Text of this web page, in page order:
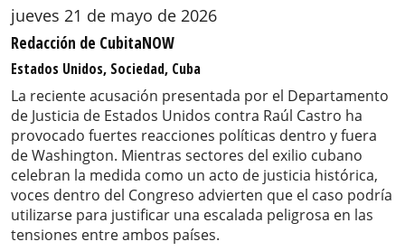
jueves 21 de mayo de 2026
Redacción de CubitaNOW
Estados Unidos, Sociedad, Cuba
La reciente acusación presentada por el Departamento
de Justicia de Estados Unidos contra Raúl Castro ha
provocado fuertes reacciones políticas dentro y fuera
de Washington. Mientras sectores del exilio cubano
celebran la medida como un acto de justicia histórica,
voces dentro del Congreso advierten que el caso podría
utilizarse para justificar una escalada peligrosa en las
tensiones entre ambos países.